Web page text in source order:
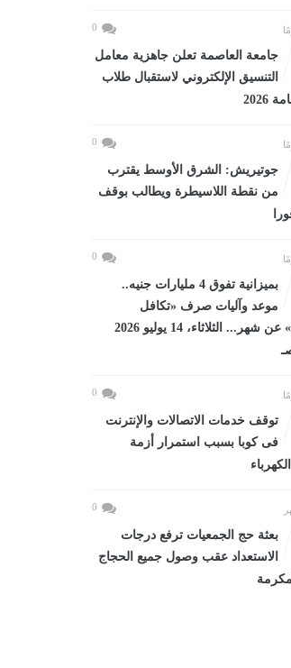
0
جامعة العاصمة تعلن جاهزية معامل
التنسيق الإلكتروني لاستقبال طلاب
2026
0
جوتيريش: الشرق الأوسط يقترب
من نقطة اللاسيطرة ويطالب بوقف
0
بميزانية تفوق 4 مليارات جنيه..
موعد وآليات صرف «تكافل
وكرامة» عن شهر... الثلاثاء، 14 يوليو 2026
0
توقف خدمات الاتصالات والإنترنت
فى كوبا بسبب استمرار أزمة
0
بعثة حج الجمعيات ترفع درجات
الاستعداد عقب وصول جميع الحجاج